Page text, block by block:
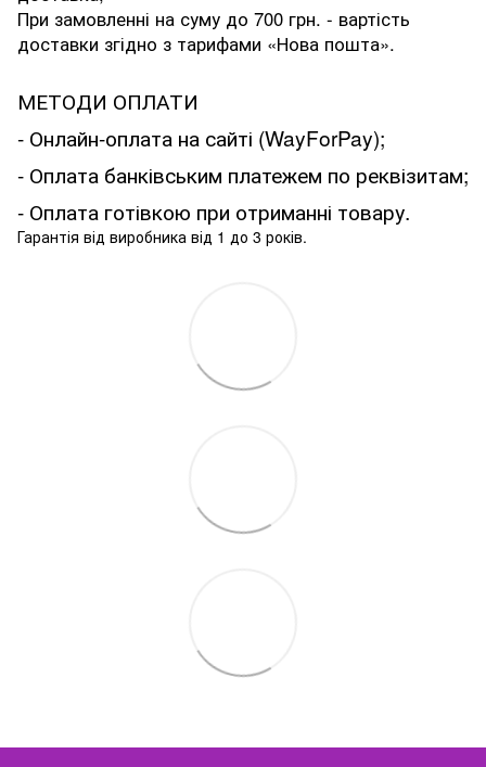
При замовленні на суму до 700 грн. - вартість
доставки згідно з тарифами «Нова пошта».
МЕТОДИ ОПЛАТИ
- Онлайн-оплата на сайті (WayForPay);
- Оплата банківським платежем по реквізитам;
- Оплата готівкою при отриманні товару.
Гарантія від виробника від 1 до 3 років.